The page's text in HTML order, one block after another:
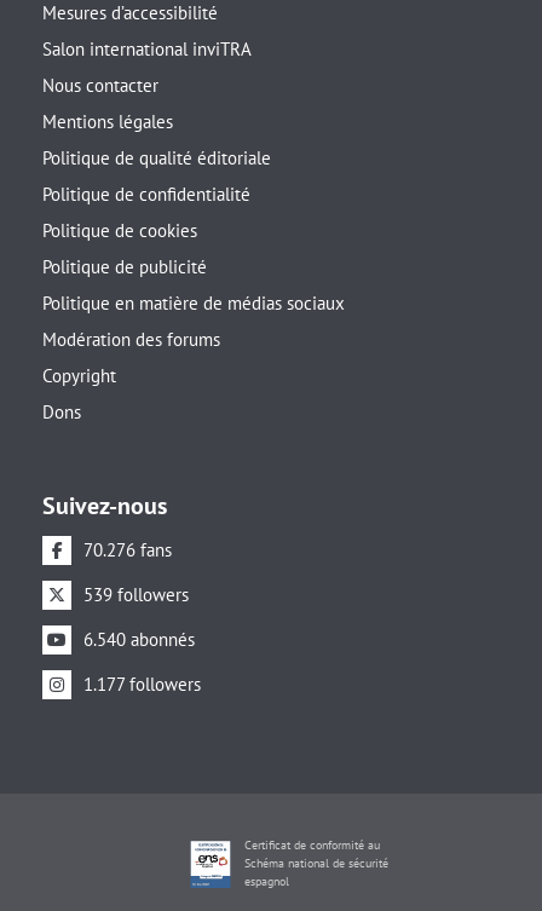
Mesures d’accessibilité
Salon international inviTRA
Nous contacter
Mentions légales
Politique de qualité éditoriale
Politique de confidentialité
Politique de cookies
Politique de publicité
Politique en matière de médias sociaux
Modération des forums
Copyright
Dons
Suivez-nous
70.276 fans
539 followers
6.540 abonnés
1.177 followers
Certificat de conformité au
Schéma national de sécurité
espagnol